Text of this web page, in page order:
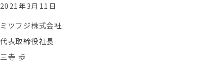
2021年3月 11 日
ミツフジ株式会社
代表取締役社長
三寺 歩